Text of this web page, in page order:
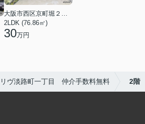
2LDK (76.86㎡)
30万円
ヴ淡路町一丁目 仲介手数料無料 2階